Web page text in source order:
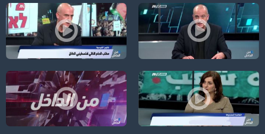
الأمم المتحدة؛ خطاب الرئيس الفسطيني يحدد ملامح ومواقف المرحلة ،الكاملة،من
ردًا على قانون القومية؛ الحكم الذاتي
القائمة المشتركة مشروع وطني استراتيجي،الكاملة،من الداخل،24-8-2018،قناة مساواة الفضائية
نشر أوّل؛ بعد قانون القومية، "تأميم